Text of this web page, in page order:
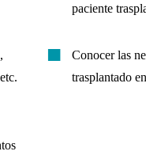
paciente
Conocer las
trasplantado